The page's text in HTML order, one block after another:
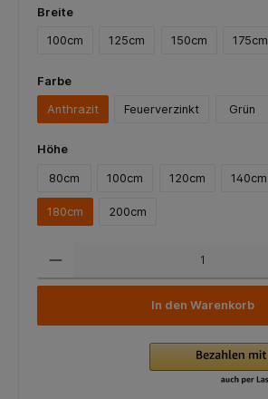
Breite
100cm 125cm 150cm 175cm
Farbe
Anthrazit Feuerverzinkt Grün
Höhe
80cm 100cm 120cm 140cm
180cm 200cm
In den Warenkorb